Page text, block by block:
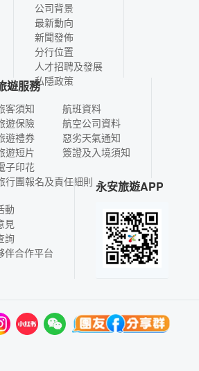
公司背景
最新動向
新聞發佈
分行位置
人才招聘及發展
私隱政策
遊服務
客須知
遊保險
遊禮券
遊短片
子印花
航班資料
航空公司資料
惡劣天氣通知
簽證及入境須知
行團報名及責任細則
動
見
詢
伴合作平台
永安旅遊APP